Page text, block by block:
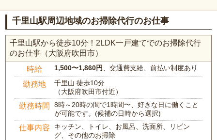
千里山駅周辺地域のお掃除代行のお仕事
千里山駅から徒歩10分！2LDK一戸建てでのお掃除代行
のお仕事（大阪府吹田市）
時給 1,500〜1,860円、交通費支給、前払い制度あり
勤務地
千里山 徒歩10分
（大阪府吹田市付近）
勤務時間
8時～20時の間で1時間〜、好きな日に働くこと
が可能です。(候補の日時から選択)
仕事内容
キッチン、トイレ、お風呂、洗面所、リビン
グ、その他のお掃除